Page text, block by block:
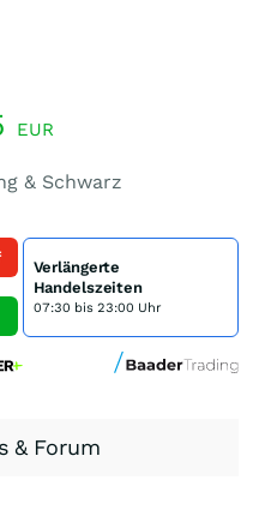
EUR
& Schwarz
Verlängerte
Handelszeiten
07:30 bis 23:00 Uhr
& Forum